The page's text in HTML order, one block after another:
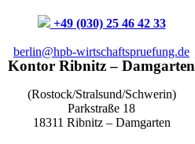
+49 (030) 25 46 42 33
berlin@hpb-wirtschaftspruefung.de
Kontor Ribnitz – Damgarten
(Rostock/Stralsund/Schwerin)
Parkstraße 18
18311 Ribnitz – Damgarten